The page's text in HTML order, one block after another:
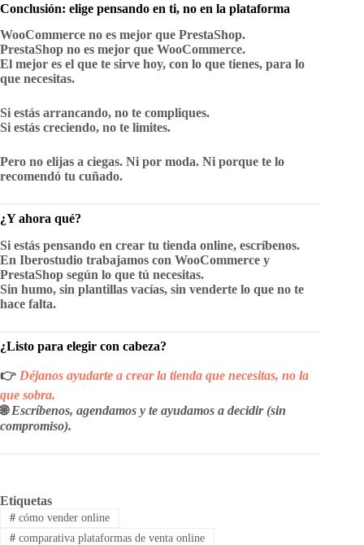
Conclusión: elige pensando en ti, no en la plataforma
WooCommerce no es mejor que PrestaShop.
PrestaShop no es mejor que WooCommerce.
El mejor es el que te sirve hoy, con lo que tienes, para lo
que necesitas.
Si estás arrancando, no te compliques.
Si estás creciendo, no te limites.
Pero no elijas a ciegas. Ni por moda. Ni porque te lo
recomendó tu cuñado.
¿Y ahora qué?
Si estás pensando en crear tu tienda online, escríbenos.
En Iberostudio trabajamos con WooCommerce y
PrestaShop según lo que tú necesitas.
Sin humo, sin plantillas vacías, sin venderte lo que no te
hace falta.
¿Listo para elegir con cabeza?
👉 Déjanos ayudarte a crear la tienda que necesitas, no la
que sobra.
🌐Escríbenos, agendamos y te ayudamos a decidir (sin
compromiso).
Etiquetas
#cómo vender online
#comparativa plataformas de venta online